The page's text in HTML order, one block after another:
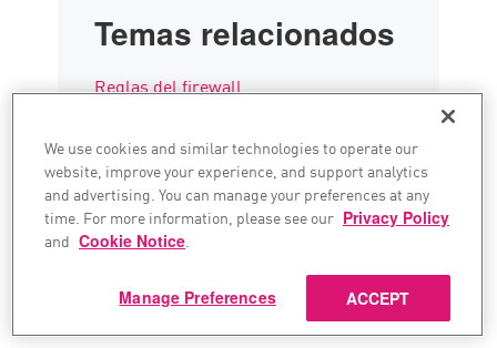
Temas relacionados
Reglas del firewall
Firewall con tecnología de IA
5 funciones de firewall que debes tener
8 mejores prácticas de firewall
We use cookies and similar technologies to operate our
website, improve your experience, and support analytics
and advertising. You can manage your preferences at any
time. For more information, please see our Privacy Policy
and Cookie Notice.
ACCEPT
Manage Preferences